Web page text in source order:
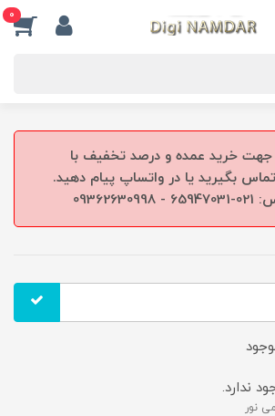
0
جهت خرید عمده و درصد تخفیف با
بگیرید یا در واتساپ پیام دهید.
ندارد.
نور